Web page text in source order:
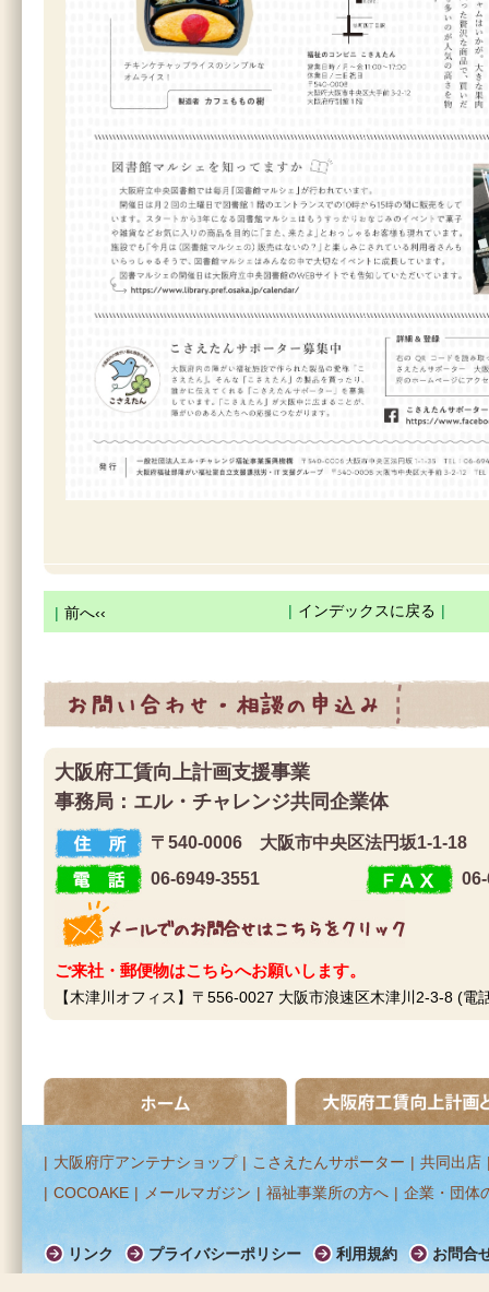
| 前へ‹‹ | インデックスに戻る |
大阪府工賃向上計画支援事業
事務局：エル・チャレンジ共同企業体
住 所
〒540-0006 大阪市中央区法円坂1-1-18
電 話
06-6949-3551
ご来社・郵便物はこちらへお願いします。
【木津川オフィス】〒556-0027 大阪市浪速区木津川2-3-8 (電
| 大阪府庁アンテナショップ | こさえたんサポーター | 共同出店
| COCOAKE | メールマガジン | 福祉事業所の方へ | 企業・団体
リンク プライバシーポリシー 利用規約 お問合